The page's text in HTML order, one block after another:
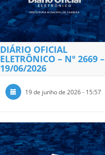
DIÁRIO OFICIAL
ELETRÔNICO – Nº 2669 –
19/06/2026
19 de junho de 2026 - 15:57